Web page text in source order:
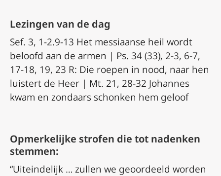
Lezingen van de dag
Sef. 3, 1-2.9-13 Het messiaanse heil wordt
beloofd aan de armen | Ps. 34 (33), 2-3, 6-7,
17-18, 19, 23 R: Die roepen in nood, naar hen
luistert de Heer | Mt. 21, 28-32 Johannes
kwam en zondaars schonken hem geloof
Opmerkelijke strofen die tot nadenken
stemmen:
“Uiteindelijk … zullen we geoordeeld worden